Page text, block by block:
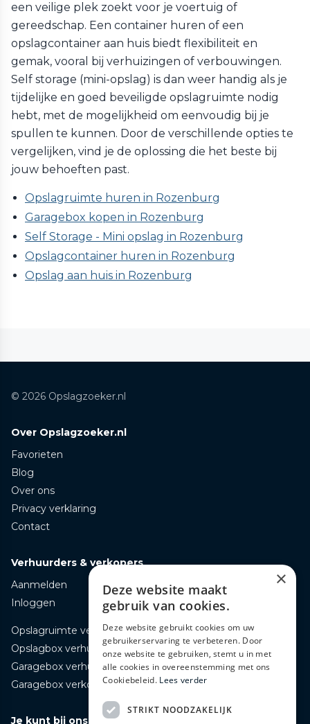
een veilige plek zoekt voor je voertuig of
gereedschap. Een container huren of een
opslagcontainer aan huis biedt flexibiliteit en
gemak, vooral bij verhuizingen of verbouwingen.
Self storage (mini-opslag) is dan weer handig als je
tijdelijke en goed beveiligde opslagruimte nodig
hebt, met de mogelijkheid om eenvoudig bij je
spullen te kunnen. Door de verschillende opties te
vergelijken, vind je de oplossing die het beste bij
jouw behoeften past.
Opslagruimte huren in Rozenburg
Garagebox kopen in Rozenburg
Self Storage - Mini opslag in Rozenburg
Opslagcontainer huren in Rozenburg
Opslag aan huis in Rozenburg
© 2026 Opslagzoeker.nl
Over Opslagzoeker.nl
Favorieten
Blog
Over ons
Privacy verklaring
Contact
Verhuurders & verkopers
Aanmelden
Inloggen
Opslagruimte verhuren
Opslagbox verhuren
Garagebox verhuren
Garagebox verkopen
Je kunt bij ons terecht voor
×
Deze website maakt
gebruik van cookies.
Deze website gebruikt cookies om uw
gebruikerservaring te verbeteren. Door
onze website te gebruiken, stemt u in met
alle cookies in overeenstemming met ons
Cookiebeleid. Lees verder
STRIKT NOODZAKELIJK